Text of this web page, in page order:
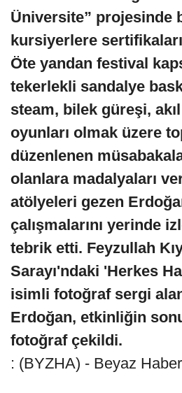
Üniversite” projesinde
kursiyerlere
Öte yandan festival
tekerlekli sandalye
steam, bilek güreşi,
oyunları olmak üzere
düzenlenen
olanlara madalyaları
atölyeleri gezen
çalışmalarını yerinde
tebrik etti. Feyzullah
Sarayı'ndaki 'Herkes
isimli fotoğraf sergi
Erdoğan, etkinliğin
fotoğraf çekildi.
: (BYZHA) - Beyaz Haber